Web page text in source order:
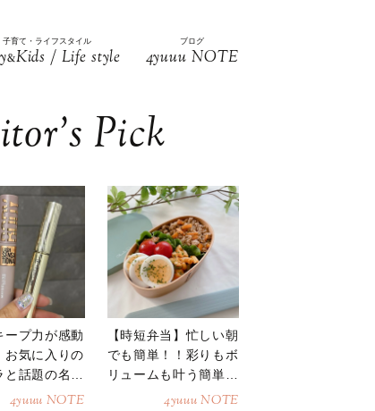
子育て・ライフスタイル
&Kids / Life style
ブログ
4yuuu NOTE
Pick
ープ力が感動
お気に入りの
話題の名品
4yuuu NOTE
【時短弁当】忙しい朝
でも簡単！！彩りもボ
リュームも叶う簡単そ
4yuuu NOTE